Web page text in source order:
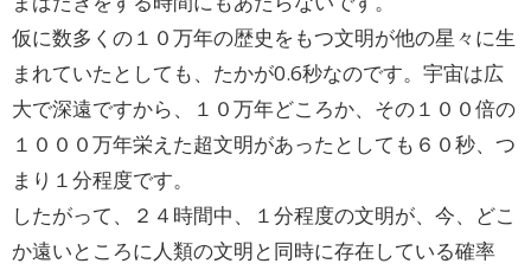
仮に数多くの１０万年の歴史をもつ文明が他の星々に生
まれていたとしても、たかが0.6秒なのです。宇宙は広
大で深遠ですから、１０万年どころか、その１００倍の
１０００万年栄えた超文明があったとしても６０秒、つ
まり１分程度です。
したがって、２４時間中、１分程度の文明が、今、どこ
か遠いところに人類の文明と同時に存在している確率